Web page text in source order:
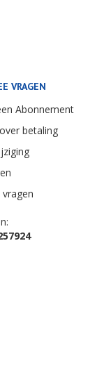
VRAGEN
Abonnement
betaling